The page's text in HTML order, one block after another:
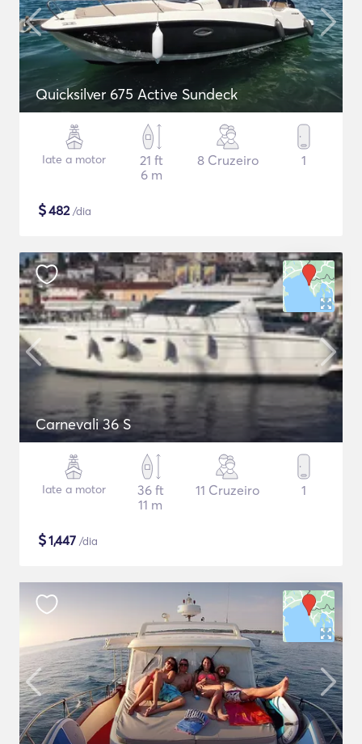
Quicksilver 675 Active Sundeck
Iate a motor
21 ft
6 m
8 Cruzeiro 1
$482/dia
Carnevali 36 S
Iate a motor
36 ft
11 m
11 Cruzeiro 1
$1,447 /dia